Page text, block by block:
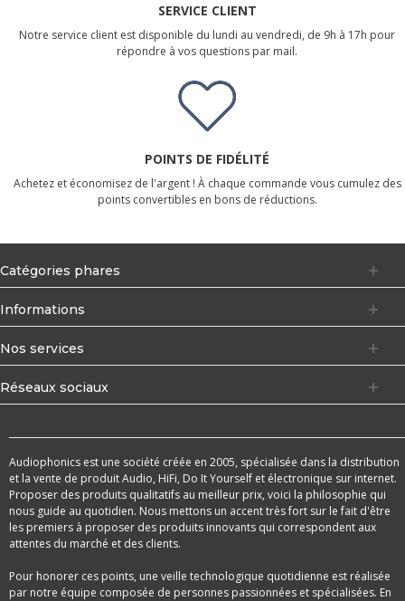
SERVICE CLIENT
Notre service client est disponible du lundi au vendredi, de 9h à 17h pour
répondre à vos questions par mail.
POINTS DE FIDÉLITÉ
Achetez et économisez de l'argent ! À chaque commande vous cumulez des
points convertibles en bons de réductions.
Catégories phares
Informations
Nos services
Réseaux sociaux
Audiophonics est une société créée en 2005, spécialisée dans la distribution
et la vente de produit Audio, HiFi, Do It Yourself et électronique sur internet.
Proposer des produits qualitatifs au meilleur prix, voici la philosophie qui
nous guide au quotidien. Nous mettons un accent très fort sur le fait d'être
les premiers à proposer des produits innovants qui correspondent aux
attentes du marché et des clients.
Pour honorer ces points, une veille technologique quotidienne est réalisée
par notre équipe composée de personnes passionnées et spécialisées. En